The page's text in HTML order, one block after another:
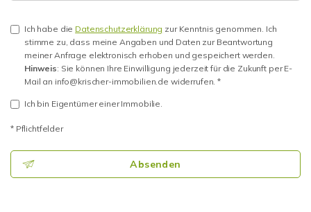
Ich habe die Datenschutzerklärung zur Kenntnis genommen. Ich
stimme zu, dass meine Angaben und Daten zur Beantwortung
meiner Anfrage elektronisch erhoben und gespeichert werden.
Hinweis: Sie können Ihre Einwilligung jederzeit für die Zukunft per E-
Mail an info@krischer-immobilien.de widerrufen. *
Ich bin Eigentümer einer Immobilie.
* Pflichtfelder
Absenden